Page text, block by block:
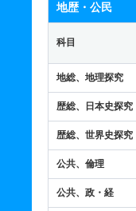
地歴・公民
科目
地総、地理探究
歴総、日本史探究
歴総、世界史探究
公共、倫理
公共、政・経